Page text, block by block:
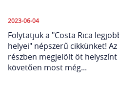
2023-06-04
Folytatjuk a "Costa Rica
helyei" népszerű cikkünket! Az
részben megjelölt öt helyszínt
követően most még...